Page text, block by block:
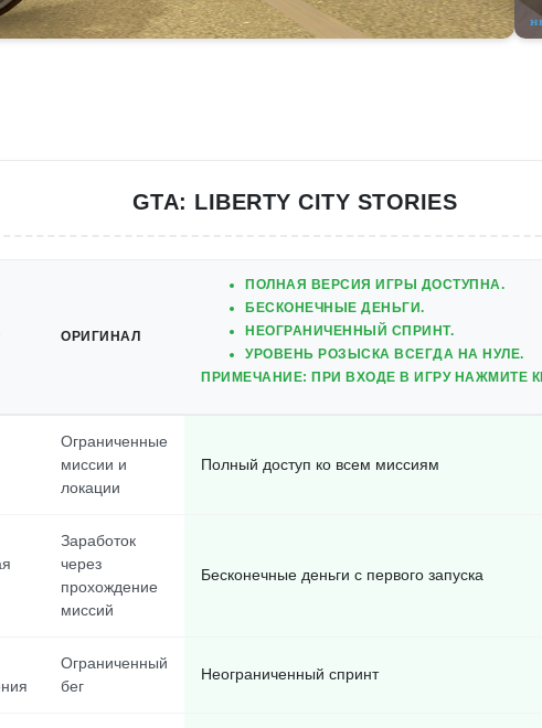
GTA: LIBERTY CITY STORIES
ОРИГИНАЛ
ПОЛНАЯ ВЕРСИЯ ИГРЫ ДОСТУПНА.
БЕСКОНЕЧНЫЕ ДЕНЬГИ.
НЕОГРАНИЧЕННЫЙ СПРИНТ.
УРОВЕНЬ РОЗЫСКА ВСЕГДА НА НУЛЕ.
ПРИМЕЧАНИЕ: ПРИ ВХОДЕ В ИГРУ НАЖМИТЕ
Ограниченные
миссии и
локации
Полный доступ ко всем миссиям
Заработок
через
прохождение
миссий
Бесконечные деньги с первого запуска
Ограниченный
бег
Неограниченный спринт